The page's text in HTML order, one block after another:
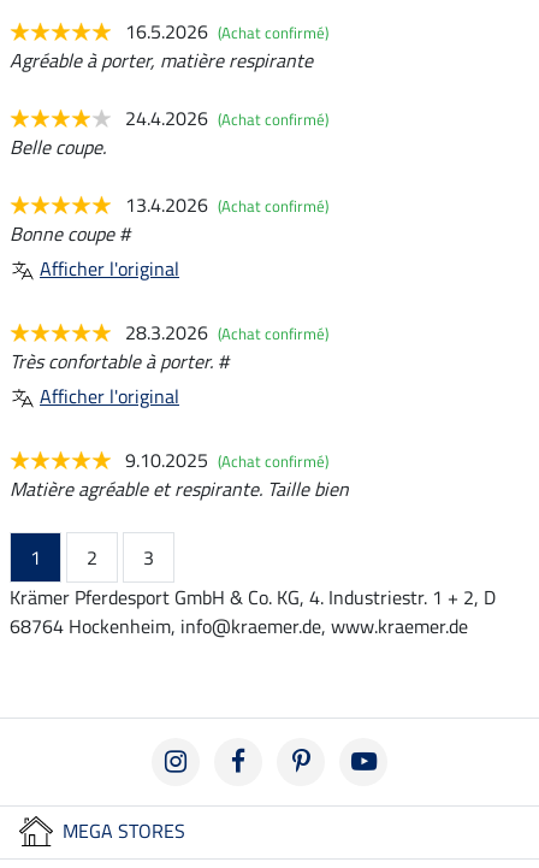
16.5.2026 (Achat confirmé)
Agréable à porter, matière respirante
24.4.2026 (Achat confirmé)
Belle coupe.
13.4.2026 (Achat confirmé)
Bonne coupe #
Afficher l'original
28.3.2026 (Achat confirmé)
Très confortable à porter. #
Afficher l'original
9.10.2025 (Achat confirmé)
Matière agréable et respirante. Taille bien
1 2
3
Krämer Pferdesport GmbH & Co. KG, 4. Industriestr. 1 + 2, D
68764 Hockenheim, info@kraemer.de, www.kraemer.de
MEGA STORES